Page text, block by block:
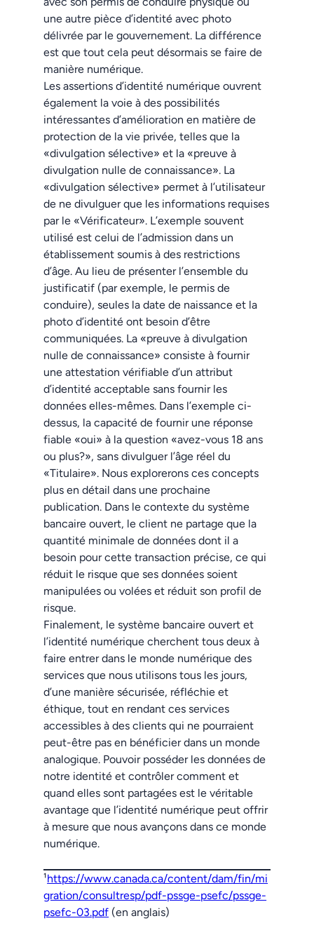
une autre pièce d’identité avec photo
délivrée par le gouvernement. La différence
est que tout cela peut désormais se faire de
manière numérique.
Les assertions d’identité numérique ouvrent
également la voie à des possibilités
intéressantes d’amélioration en matière de
protection de la vie privée, telles que la
«divulgation sélective» et la «preuve à
divulgation nulle de connaissance». La
«divulgation sélective» permet à l’utilisateur
de ne divulguer que les informations requises
par le «Vérificateur». L’exemple souvent
utilisé est celui de l’admission dans un
établissement soumis à des restrictions
d’âge. Au lieu de présenter l’ensemble du
justificatif (par exemple, le permis de
conduire), seules la date de naissance et la
photo d’identité ont besoin d’être
communiquées. La «preuve à divulgation
nulle de connaissance» consiste à fournir
une attestation vérifiable d’un attribut
d’identité acceptable sans fournir les
données elles-mêmes. Dans l’exemple ci-
dessus, la capacité de fournir une réponse
fiable «oui» à la question «avez-vous 18 ans
ou plus?», sans divulguer l’âge réel du
«Titulaire». Nous explorerons ces concepts
plus en détail dans une prochaine
publication. Dans le contexte du système
bancaire ouvert, le client ne partage que la
quantité minimale de données dont il a
besoin pour cette transaction précise, ce qui
réduit le risque que ses données soient
manipulées ou volées et réduit son profil de
risque.
Finalement, le système bancaire ouvert et
l’identité numérique cherchent tous deux à
faire entrer dans le monde numérique des
services que nous utilisons tous les jours,
d’une manière sécurisée, réfléchie et
éthique, tout en rendant ces services
accessibles à des clients qui ne pourraient
peut-être pas en bénéficier dans un monde
analogique. Pouvoir posséder les données de
notre identité et contrôler comment et
quand elles sont partagées est le véritable
avantage que l’identité numérique peut offrir
à mesure que nous avançons dans ce monde
numérique.
¹https://www.canada.ca/content/dam/fin/mi
gration/consultresp/pdf-pssge-psefc/pssge-
psefc-03.pdf (en anglais)